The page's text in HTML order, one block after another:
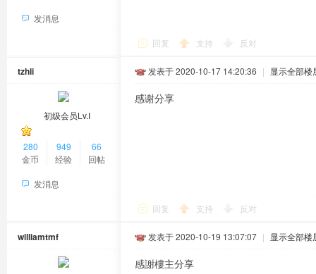
发消息
回复 支持 反对
tzhli
初级会员Lv.Ⅰ
280
金币
949
经验
66
回帖
发消息
发表于 2020-10-17 14:20:36 | 显示全部楼
感谢分享
回复 支持 反对
williamtmf 发表于 2020-10-19 13:07:07 | 显示全部楼
感謝樓主分享